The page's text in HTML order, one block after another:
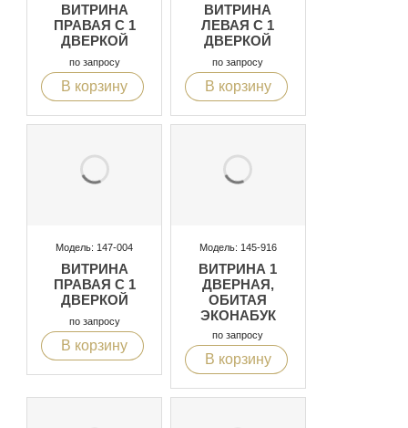
ВИТРИНА
ПРАВАЯ С 1
ДВЕРКОЙ
по запросу
В корзину
ВИТРИНА
ЛЕВАЯ С 1
ДВЕРКОЙ
по запросу
В корзину
Модель: 147-004
ВИТРИНА
ПРАВАЯ С 1
ДВЕРКОЙ
по запросу
В корзину
Модель: 145-916
ВИТРИНА 1
ДВЕРНАЯ,
ОБИТАЯ
ЭКОНАБУК
по запросу
В корзину